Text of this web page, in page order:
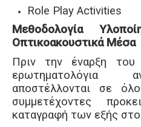
Role Play Activities
Μεθοδολογία
Οπτικοακουστικά Μέσα
Πριν την έναρξη του
ερωτηματολόγια
αποστέλλονται σε
συμμετέχοντες
καταγραφή των εξής